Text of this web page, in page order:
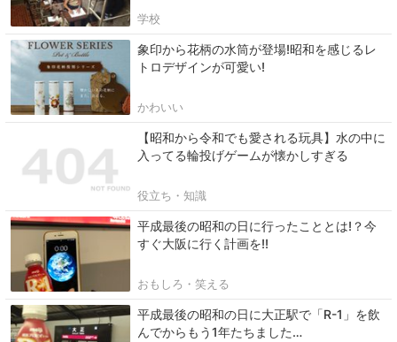
学校
象印から花柄の水筒が登場!昭和を感じるレ
トロデザインが可愛い!
かわいい
【昭和から令和でも愛される玩具】水の中に
入ってる輪投げゲームが懐かしすぎる
役立ち・知識
平成最後の昭和の日に行ったこととは!？今
すぐ大阪に行く計画を!!
おもしろ・笑える
平成最後の昭和の日に大正駅で「R-1」を飲
んでからもう1年たちました…